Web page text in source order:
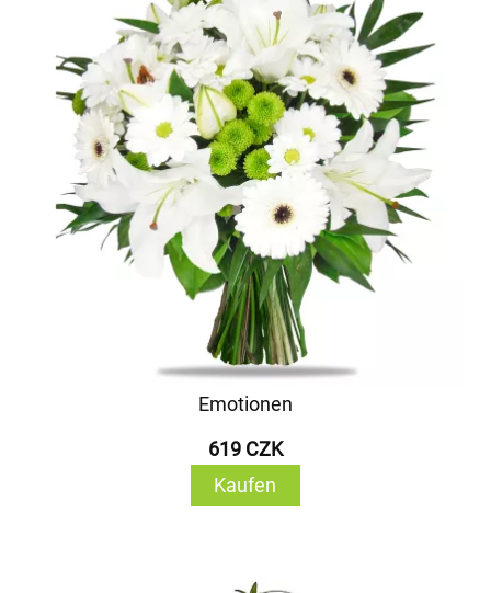
Emotionen
619 CZK
Kaufen